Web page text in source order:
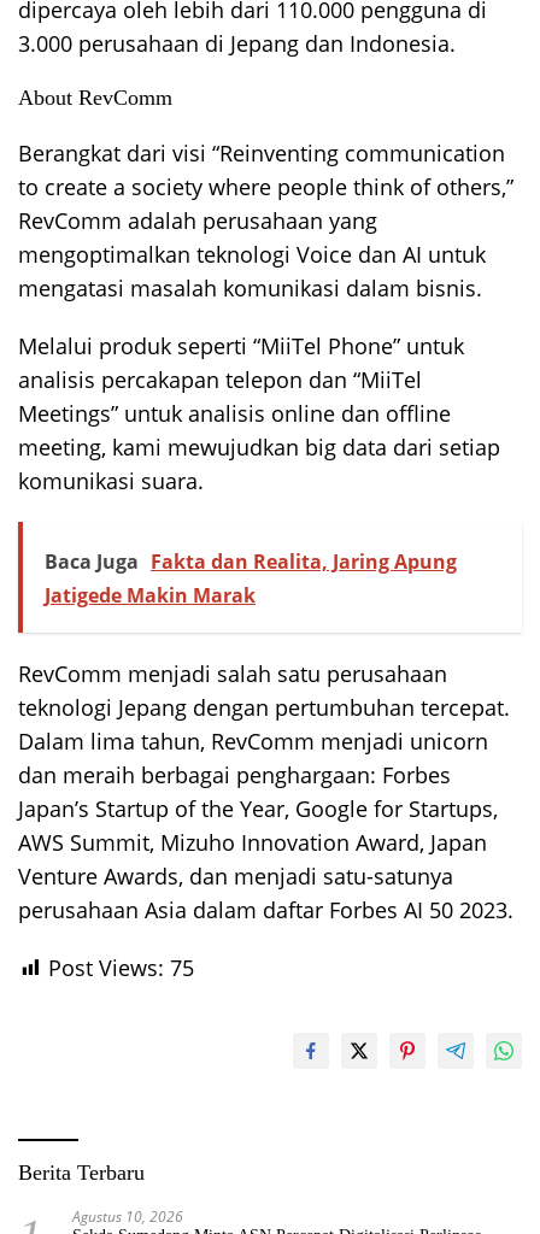
dipercaya oleh lebih dari 110.000 pengguna di
3.000 perusahaan di Jepang dan Indonesia.
About RevComm
Berangkat dari visi “Reinventing communication
to create a society where people think of others,”
RevComm adalah perusahaan yang
mengoptimalkan teknologi Voice dan AI untuk
mengatasi masalah komunikasi dalam bisnis.
Melalui produk seperti “MiiTel Phone” untuk
analisis percakapan telepon dan “MiiTel
Meetings” untuk analisis online dan offline
meeting, kami mewujudkan big data dari setiap
komunikasi suara.
Baca Juga Fakta dan Realita, Jaring Apung
Jatigede Makin Marak
RevComm menjadi salah satu perusahaan
teknologi Jepang dengan pertumbuhan tercepat.
Dalam lima tahun, RevComm menjadi unicorn
dan meraih berbagai penghargaan: Forbes
Japan’s Startup of the Year, Google for Startups,
AWS Summit, Mizuho Innovation Award, Japan
Venture Awards, dan menjadi satu-satunya
perusahaan Asia dalam daftar Forbes AI 50 2023.
Post Views: 75
Berita Terbaru
Agustus 10, 2026